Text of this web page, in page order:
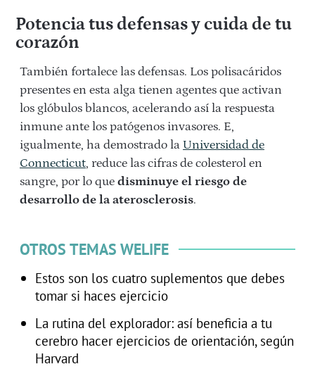
Potencia tus defensas y cuida de tu
corazón
También fortalece las defensas. Los polisacáridos
presentes en esta alga tienen agentes que activan
los glóbulos blancos, acelerando así la respuesta
inmune ante los patógenos invasores. E,
igualmente, ha demostrado la Universidad de
Connecticut, reduce las cifras de colesterol en
sangre, por lo que disminuye el riesgo de
desarrollo de la aterosclerosis.
OTROS TEMAS WELIFE
Estos son los cuatro suplementos que debes
tomar si haces ejercicio
La rutina del explorador: así beneficia a tu
cerebro hacer ejercicios de orientación, según
Harvard